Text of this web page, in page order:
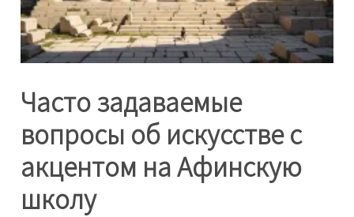
Часто задаваемые
вопросы об искусстве с
акцентом на Афинскую
школу